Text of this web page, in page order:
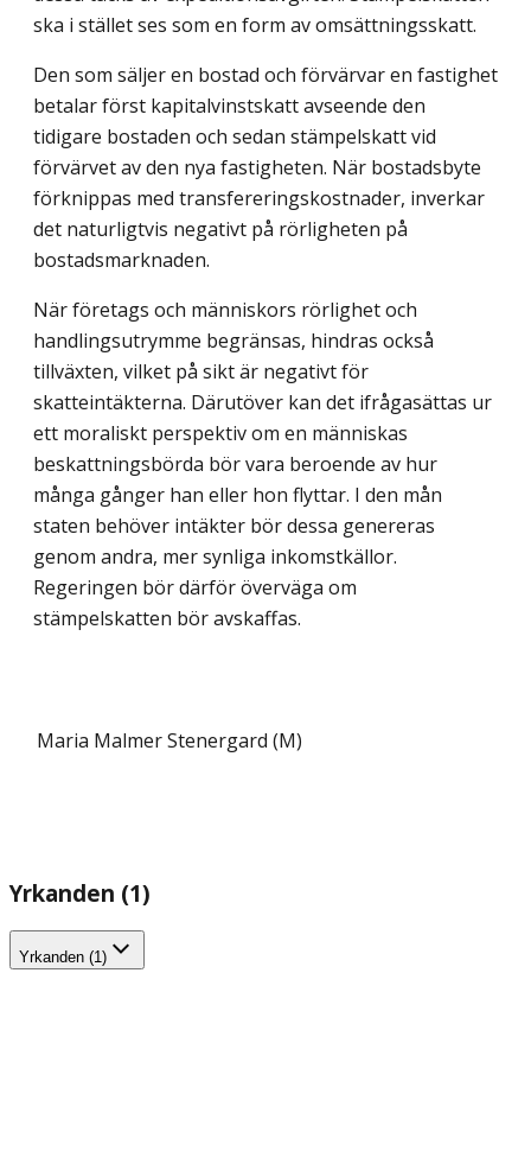
ska i stället ses som en form av omsättningsskatt.
Den som säljer en bostad och förvärvar en fastighet
betalar först kapitalvinstskatt avseende den
tidigare bostaden och sedan stämpelskatt vid
förvärvet av den nya fastigheten. När bostadsbyte
förknippas med transfereringskostnader, inverkar
det naturligtvis negativt på rörligheten på
bostadsmarknaden.
När företags och människors rörlighet och
handlingsutrymme begränsas, hindras också
tillväxten, vilket på sikt är negativt för
skatteintäkterna. Därutöver kan det ifrågasättas ur
ett moraliskt perspektiv om en människas
beskattningsbörda bör vara beroende av hur
många gånger han eller hon flyttar. I den mån
staten behöver intäkter bör dessa genereras
genom andra, mer synliga inkomstkällor.
Regeringen bör därför överväga om
stämpelskatten bör avskaffas.
Maria Malmer Stenergard (M)
Yrkanden (1)
Yrkanden (1)